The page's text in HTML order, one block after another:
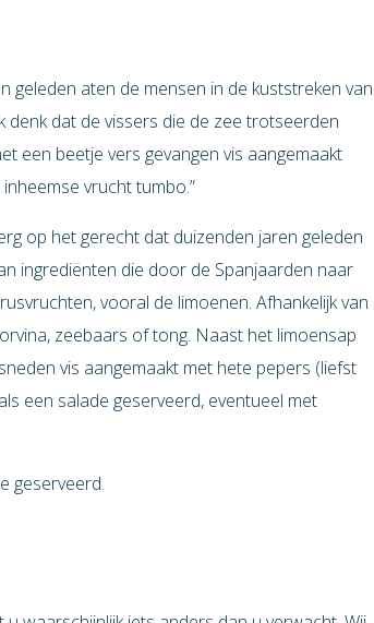
geleden aten de mensen in de kuststreken van
denk dat de vissers die de zee trotseerden
een beetje vers gevangen vis aangemaakt
vrucht tumbo.”
op het gerecht dat duizenden jaren geleden
ingrediënten die door de Spanjaarden naar
vooral de limoenen. Afhankelijk van
zeebaars of tong. Naast het limoensap
vis aangemaakt met hete pepers (liefst
een salade geserveerd, eventueel met
geserveerd.